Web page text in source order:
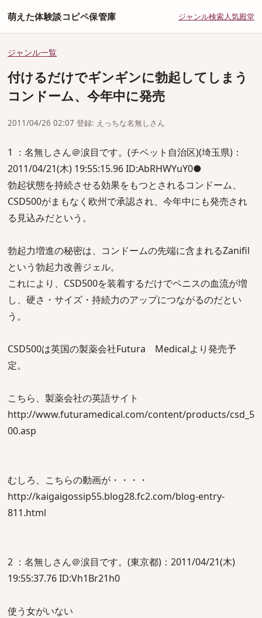
萌えた体験談コピペ保管庫 ジャンル検索人気殿堂
ジャンル一覧
付けるだけでギンギンに勃起してしまう
コンドーム、今年中に発売
2011/04/26 02:07 登録: えっちな名無しさん
1 ：名無しさん＠涙目です。(チベット自治区)(埼玉県)：
2011/04/21(木) 19:55:15.96 ID:AbRHWYuY0●
勃起状態を持続させる効果をもつとされるコンドーム、
CSD500がまもなく欧州で承認され、今年中にも発売され
る見込みだという。
勃起力増進の秘密は、コンドームの先端に含まれるZanifil
という勃起力改善ジェル。
これにより、CSD500を装着するだけでペニスの血流が増
し、硬さ・サイズ・持続力のアップにつながるのだとい
う。
CSD500は英国の製薬会社Futura Medicalより発売予
定。
こちら、製薬会社の英語サイト
http://www.futuramedical.com/content/products/csd_5
00.asp
むしろ、こちらの動画が・・・・
http://kaigaigossip55.blog28.fc2.com/blog-entry-
811.html
2 ：名無しさん＠涙目です。(東京都)：2011/04/21(木)
19:55:37.76 ID:Vh1Br21h0
使う女がいない